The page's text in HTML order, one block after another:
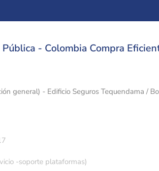
- Colombia Compra
general) - Edificio Seguros Tequendama /
-soporte plataformas)